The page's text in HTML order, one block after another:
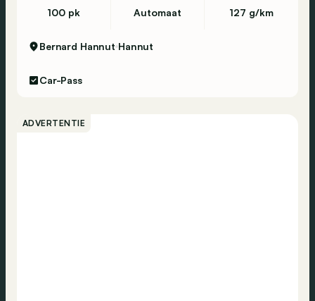
100 pk Automaat 127 g/km
Bernard Hannut Hannut
Car-Pass
ADVERTENTIE